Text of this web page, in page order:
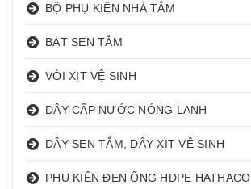
BỘ PHỤ KIỆN NHÀ TẮM
BÁT SEN TẮM
VÒI XỊT VỆ SINH
DÂY CẤP NƯỚC NÓNG LẠNH
DÂY SEN TẮM, DÂY XỊT VỆ SINH
PHỤ KIỆN ĐEN ỐNG HDPE HATHACO